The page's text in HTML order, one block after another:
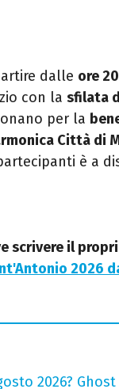
dalle ore
con la sfilata
per la
Città di
è a
scrivere il
2026
2026?